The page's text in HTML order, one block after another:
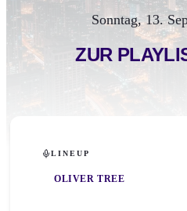
Sonntag, 13.
ZUR
LINEUP
OLIVER TREE